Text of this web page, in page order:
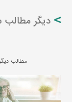
دیگر
مطالب